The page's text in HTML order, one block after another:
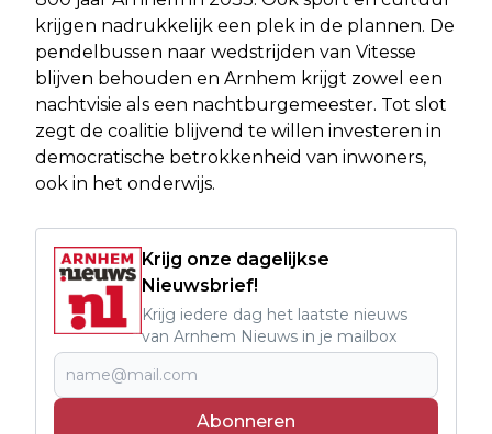
krijgen nadrukkelijk een plek in de plannen. De
pendelbussen naar wedstrijden van Vitesse
blijven behouden en Arnhem krijgt zowel een
nachtvisie als een nachtburgemeester. Tot slot
zegt de coalitie blijvend te willen investeren in
democratische betrokkenheid van inwoners,
ook in het onderwijs.
Krijg onze dagelijkse
Nieuwsbrief!
Krijg iedere dag het laatste nieuws
van Arnhem Nieuws in je mailbox
Abonneren